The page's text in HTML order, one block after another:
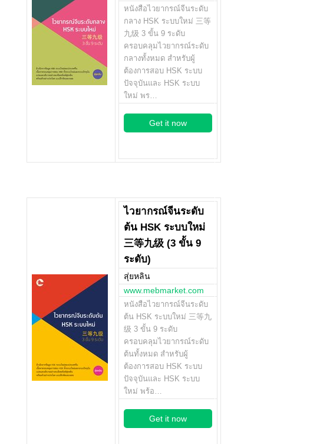
หนังสือไวยากรณ์จีนระดับ
กลาง HSK ระบบใหม่ 三等
九级 3 ขั้น 9 ระดับ
ครอบคลุมไวยากรณ์ระดับ
กลางทั้งหมด สำหรับผู้
ต้องการสอบ HSK ระบบ
ปัจจุบันและ HSK ระบบ
ใหม่ พร…
Get it now
ไวยากรณ์จีนระดับ
ต้น HSK ระบบใหม่
三等九级 (3 ขั้น 9
ระดับ)
สุ่ยหลิน
www.mebmarket.com
หนังสือไวยากรณ์จีนระดับ
ต้น HSK ระบบใหม่ 三等九
级 3 ขั้น 9 ระดับ
ครอบคลุมไวยากรณ์ระดับ
ต้นทั้งหมด สำหรับผู้
ต้องการสอบ HSK ระบบ
ปัจจุบันและ HSK ระบบ
ใหม่ พร้อ…
Get it now